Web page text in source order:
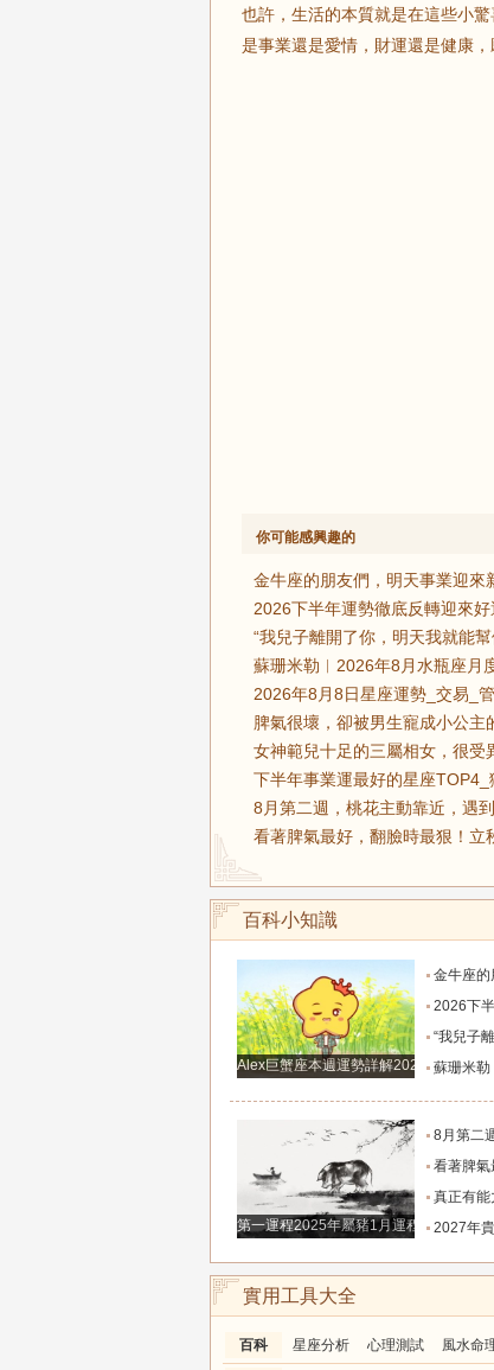
也許，生活的本質就是在這些小
是事業還是愛情，財運還是健康，
你可能感興趣的
金牛座的朋友們，明天事業迎
2026下半年運勢徹底反轉迎來
“我兒子離開了你，明天我就能
蘇珊米勒︱2026年8月水瓶座月
2026年8月8日星座運勢_交易_
脾氣很壞，卻被男生寵成小公
女神範兒十足的三屬相女，很受
下半年事業運最好的星座
8月第二週，桃花主動靠近，遇
看著脾氣最好，翻臉時最狠！立
百科小知識
Alex巨蟹座本週運勢詳解2024.12.23-
金牛座的朋友們，明天事業
2026下半年運勢徹底反轉迎來好運
“我兒子離開了你，明天我
蘇珊米勒︱2026
第一運程2025年屬豬1月運程解析
8月第二週，桃花主動靠近
看著脾氣最好，翻臉時最狠！立
真正有能力的人往往是這三
2027年貴人緣一路拉滿的三大
實用工具大全
百科 星座分析 心理測試 風水命